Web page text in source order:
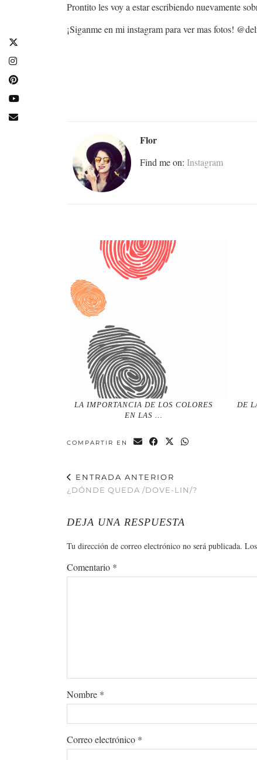
Prontito les voy a estar escribiendo nuevamente
¡Siganme en mi instagram para ver mas fotos!
Flor
Find me on: Instagram
LA IMPORTANCIA DE LOS COLORES
EN LAS …
DE
COMPARTIR EN
ENTRADA ANTERIOR
¿DÓNDE QUEDA /DOVE-LIN/?
DEJA UNA RESPUESTA
Tu dirección de correo electrónico no será publicada.
Comentario *
Nombre *
Correo electrónico *